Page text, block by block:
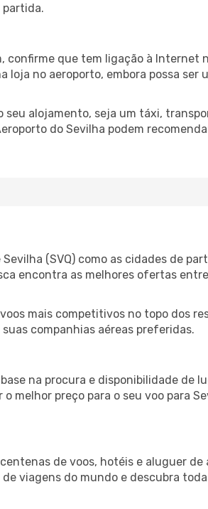
partida.
confirme que tem ligação à Internet
loja no aeroporto, embora possa ser
alojamento, seja um táxi,
do Sevilha podem
(SVQ) como as cidades de
encontra as melhores ofertas
mais competitivos no topo dos
companhias aéreas preferidas.
na procura e disponibilidade de
melhor preço para o seu voo para
de voos, hotéis e aluguer de
viagens do mundo e descubra